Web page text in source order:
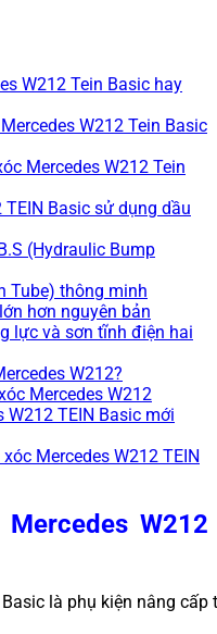
W212 Tein Basic hay
W212 Tein Basic
Mercedes W212 Tein
TEIN Basic sử dụng dầu
(Hydraulic Bump
Tube) thông minh
hơn nguyên bản
lực và sơn tĩnh điện hai
W212?
Mercedes W212
W212 TEIN Basic mới
Mercedes W212 TEIN
W212